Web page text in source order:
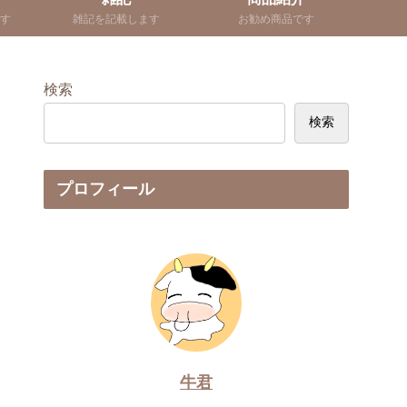
雑記を記載します
お勧め商品です
検索
検索
プロフィール
牛君